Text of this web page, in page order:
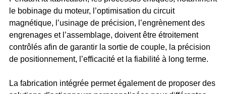
le bobinage du moteur, l’optimisation du circuit
magnétique, l’usinage de précision, l’engrènement des
engrenages et l’assemblage, doivent être étroitement
contrôlés afin de garantir la sortie de couple, la précision
de positionnement, l’efficacité et la fiabilité à long terme.
La fabrication intégrée permet également de proposer des